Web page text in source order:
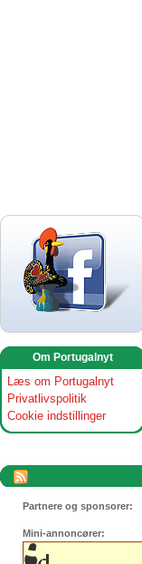
Om Portugalnyt
Læs om Portugalnyt
Privatlivspolitik
Cookie indstillinger
Partnere og sponsorer:
Mini-annoncører: